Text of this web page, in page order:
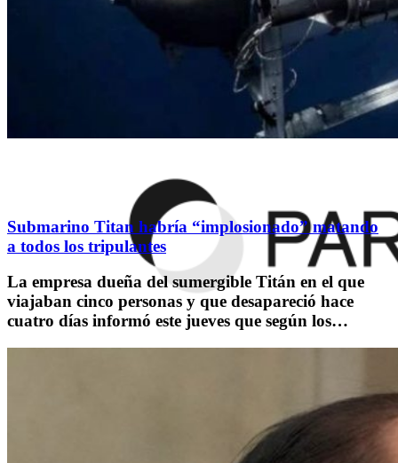
Submarino Titan habría “implosionado” matando
a todos los tripulantes
La empresa dueña del sumergible Titán en el que
viajaban cinco personas y que desapareció hace
cuatro días informó este jueves que según los…